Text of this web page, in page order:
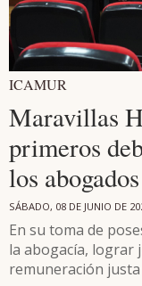
ICAMUR
Maravillas
primeros
los
SÁBADO, 08 DE JUNIO DE
En su toma de
la abogacía, lograr
remuneración